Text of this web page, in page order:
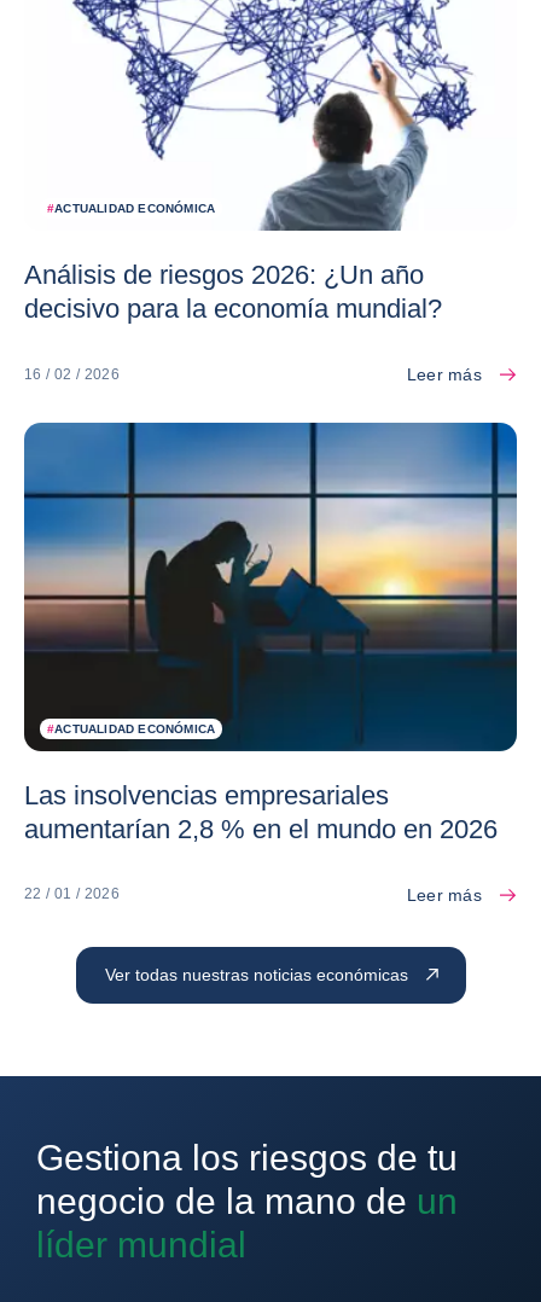
Ver todas nuestras noticias económicas
#ACTUALIDAD ECONÓMICA
Análisis de riesgos 2026: ¿Un año
decisivo para la economía mundial?
16 / 02 / 2026 Leer más
#ACTUALIDAD ECONÓMICA
Las insolvencias empresariales
aumentarían 2,8 % en el mundo en 2026
22 / 01 / 2026 Leer más
Gestiona los riesgos de tu
negocio de la mano de un
líder mundial